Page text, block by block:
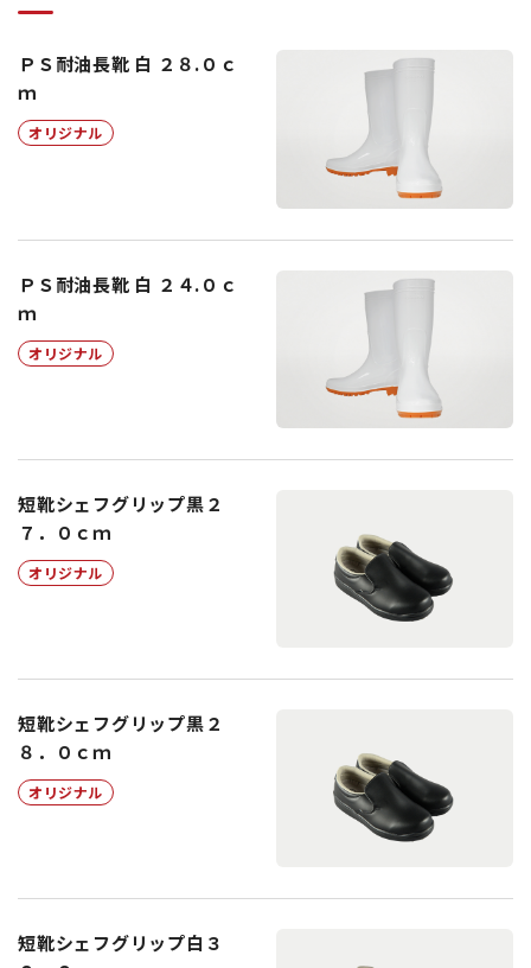
ＰＳ耐油長靴 白 ２８.０ｃ
ｍ
オリジナル
ＰＳ耐油長靴 白 ２４.０ｃ
ｍ
オリジナル
短靴シェフグリップ黒２
７．０ｃｍ
オリジナル
短靴シェフグリップ黒２
８．０ｃｍ
オリジナル
短靴シェフグリップ白３